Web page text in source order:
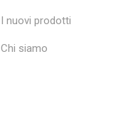
I nuovi prodotti
Chi siamo